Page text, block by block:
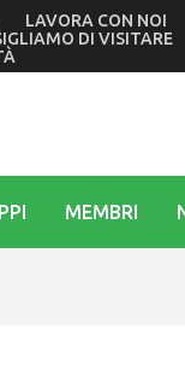
davanti
LAVORA CON NOI
DI VISITARE
MEMBRI